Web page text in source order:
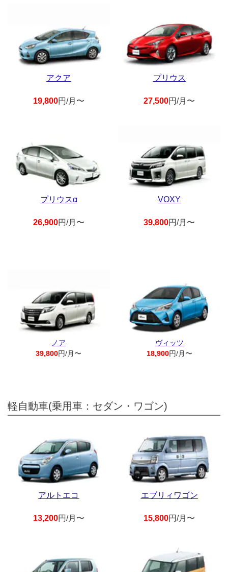
アクア
19,800円/月〜
プリウス
27,500円/月〜
プリウスα
26,900円/月〜
VOXY
39,800円/月〜
ノア
39,800円/月〜
ヴィッツ
18,900円/月〜
軽自動車(乗用車：セダン・ワゴン)
アルトエコ
13,200円/月〜
エブリィワゴン
15,800円/月〜